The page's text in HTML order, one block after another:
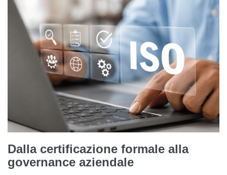
Dalla certificazione formale alla
governance aziendale